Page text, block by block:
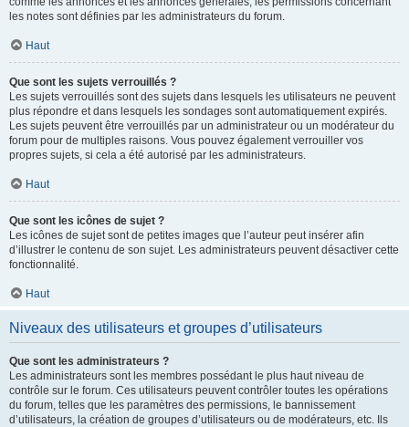
les notes sont définies par les administrateurs du forum.
Haut
Que sont les sujets verrouillés ?
Les sujets verrouillés sont des sujets dans lesquels les utilisateurs ne peuvent
plus répondre et dans lesquels les sondages sont automatiquement expirés.
Les sujets peuvent être verrouillés par un administrateur ou un modérateur du
forum pour de multiples raisons. Vous pouvez également verrouiller vos
propres sujets, si cela a été autorisé par les administrateurs.
Haut
Que sont les icônes de sujet ?
Les icônes de sujet sont de petites images que l’auteur peut insérer afin
d’illustrer le contenu de son sujet. Les administrateurs peuvent désactiver cette
fonctionnalité.
Haut
Niveaux des utilisateurs et groupes d’utilisateurs
Que sont les administrateurs ?
Les administrateurs sont les membres possédant le plus haut niveau de
contrôle sur le forum. Ces utilisateurs peuvent contrôler toutes les opérations
du forum, telles que les paramètres des permissions, le bannissement
d’utilisateurs, la création de groupes d’utilisateurs ou de modérateurs, etc. Ils